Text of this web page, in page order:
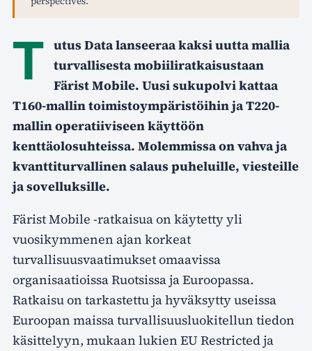
T utus Data lanseeraa kaksi uutta mallia
turvallisesta mobiiliratkaisustaan
Färist Mobile. Uusi sukupolvi kattaa
T160-mallin toimistoympäristöihin ja T220-
mallin operatiiviseen käyttöön
kenttäolosuhteissa. Molemmissa on vahva ja
kvanttiturvallinen salaus puheluille, viesteille
ja sovelluksille.
Färist Mobile -ratkaisua on käytetty yli
vuosikymmenen ajan korkeat
turvallisuusvaatimukset omaavissa
organisaatioissa Ruotsissa ja Euroopassa.
Ratkaisu on tarkastettu ja hyväksytty useissa
Euroopan maissa turvallisuusluokitellun tiedon
käsittelyyn, mukaan lukien EU Restricted ja